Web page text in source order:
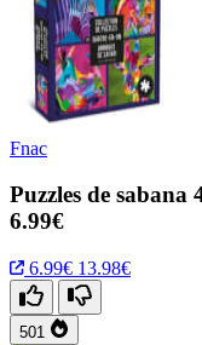
Fnac
Puzzles de sabana
6.99€
6.99€ 13.98€
501